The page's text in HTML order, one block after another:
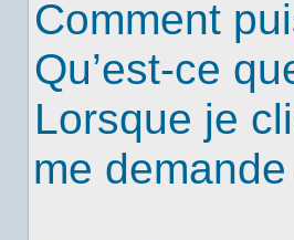
Comment
Qu’est-ce
Lorsque je
me